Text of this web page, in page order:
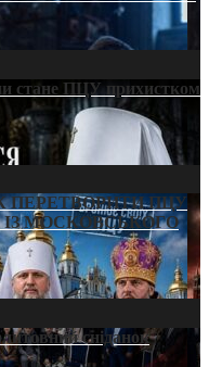
стане ПЦУ прихистком
ПЕРЕТВОРИТИ ПЦУ
ІЗ МОСКОВСЬКОГО
сніданок